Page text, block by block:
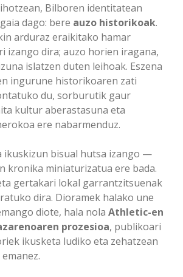
Bilboren identitatean
dago: bere auzo historikoak.
arduraz eraikitako hamar
izango dira; auzo horien iragana,
islatzen duten leihoak. Eszena
ingurune historikoaren zati
du, sorburutik gaur
kultur aberastasuna eta
ere nabarmenduz.
ikuskizun bisual hutsa izango —
kronika miniaturizatua ere bada.
gertakari lokal garrantzitsuenak
dira. Dioramek halako une
diote, hala nolaAthletic-en
prozesioa, publikoari
ikusketa ludiko eta zehatzean